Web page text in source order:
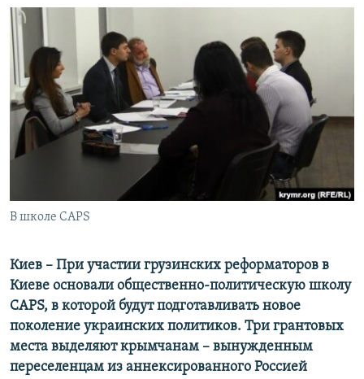
ТЕЛЕПРОЕКТ КРЫМ.РЕАЛИИ
СОВЕТЫ ПРАВОЗАЩИТНИКОВ
ПРОПАВШИЕ БЕЗ ВЕСТИ
ПОБЕДИТЕЛЕЙ НЕ СУДЯТ?
КРЫМ.НЕПОКОРЕННЫЙ
УКРАИНСКАЯ ПРОБЛЕМА КРЫМА
Українською
Qırımtatar
ПРИСОЕДИНЯЙТЕСЬ!
Все сайты RFE/RL
В школе CAPS
Киев – При участии грузинских реформаторов в
Киеве основали общественно-политическую школу
CAPS, в которой будут подготавливать новое
поколение украинских политиков. Три грантовых
места выделяют крымчанам – вынужденным
переселенцам из аннексированного Россией